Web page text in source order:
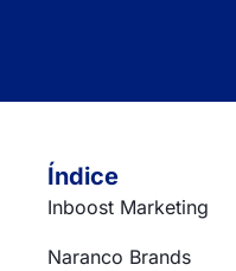
Índice
Inboost Marketing
Naranco Brands